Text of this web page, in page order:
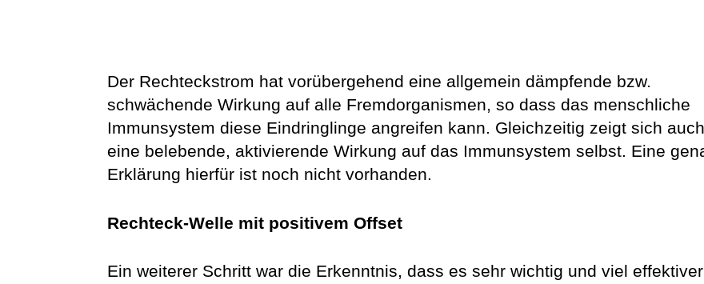
Der Rechteckstrom hat vorübergehend eine allgemein dämpfende bzw.
schwächende Wirkung auf alle Fremdorganismen, so dass das menschliche
Immunsystem diese Eindringlinge angreifen kann. Gleichzeitig zeigt sich auch
eine belebende, aktivierende Wirkung auf das Immunsystem selbst. Eine
Erklärung hierfür ist noch nicht vorhanden.
Rechteck-Welle mit positivem Offset
Ein weiterer Schritt war die Erkenntnis, dass es sehr wichtig und viel